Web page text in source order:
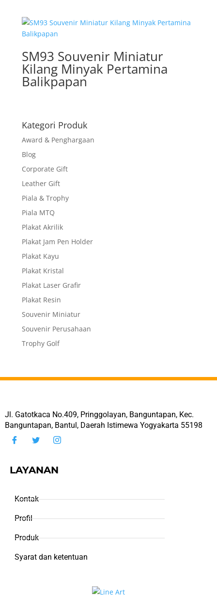
SM93 Souvenir Miniatur
Kilang Minyak Pertamina
Balikpapan
Kategori Produk
Award & Penghargaan
Blog
Corporate Gift
Leather Gift
Piala & Trophy
Piala MTQ
Plakat Akrilik
Plakat Jam Pen Holder
Plakat Kayu
Plakat Kristal
Plakat Laser Grafir
Plakat Resin
Souvenir Miniatur
Souvenir Perusahaan
Trophy Golf
Jl. Gatotkaca No.409, Pringgolayan, Banguntapan, Kec.
Banguntapan, Bantul, Daerah Istimewa Yogyakarta 55198
LAYANAN
Kontak
Profil
Produk
Syarat dan ketentuan